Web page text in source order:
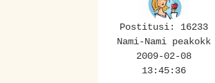
Postitusi: 16233
Nami-Nami peakokk
2009-02-08
13:45:36